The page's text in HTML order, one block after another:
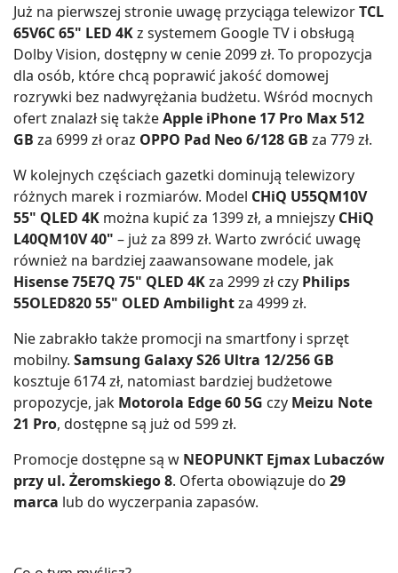
Już na pierwszej stronie uwagę przyciąga telewizorTCL
65V6C 65" LED 4Kz systemem Google TV i obsługą
Dolby Vision, dostępny w cenie 2099 zł. To propozycja
dla osób, które chcą poprawić jakość domowej
rozrywki bez nadwyrężania budżetu. Wśród mocnych
ofert znalazł się takżeApple iPhone 17 Pro Max 512
GB za 6999 zł oraz OPPO Pad Neo 6/128 GB za 779 zł.
W kolejnych częściach gazetki dominują telewizory
różnych marek i rozmiarów. Model CHiQ U55QM10V
55" QLED 4K można kupić za 1399 zł, a mniejszy CHiQ
L40QM10V 40" – już za 899 zł. Warto zwrócić uwagę
również na bardziej zaawansowane modele, jak
Hisense 75E7Q 75" QLED 4Kza 2999 zł czy Philips
55OLED820 55" OLED Ambilightza 4999 zł.
Nie zabrakło także promocji na smartfony i sprzęt
mobilny. Samsung Galaxy S26 Ultra 12/256 GB
kosztuje 6174 zł, natomiast bardziej budżetowe
propozycje, jak Motorola Edge 60 5G czy Meizu Note
21 Pro, dostępne są już od 599 zł.
Promocje dostępne są w NEOPUNKT Ejmax Lubaczów
przy ul. Żeromskiego 8. Oferta obowiązuje do 29
marca lub do wyczerpania zapasów.